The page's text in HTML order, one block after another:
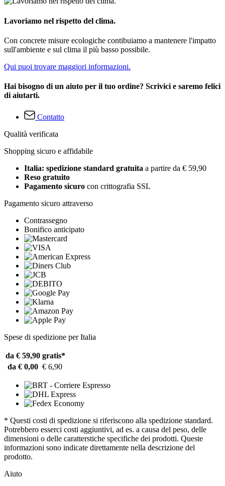
Lavoriamo nel rispetto del clima.
Con concrete misure ecologiche contibuiamo a mantenere l'impatto
sull'ambiente e sul clima il più basso possibile.
Qui puoi trovare maggiori informazioni.
Hai bisogno di un aiuto per il tuo ordine? Scrivici e saremo felici
di aiutarti.
Contatto
Qualità verificata
Shopping sicuro e affidabile
Italia: spedizione standard gratuita a partire da € 59,90
Reso gratuito
Pagamento sicuro con crittografia SSL
Pagamento sicuro attraverso
Contrassegno
Bonifico anticipato
Spese di spedizione per Italia
da € 59,90 gratis*
da € 0,00 € 6,90
* Questi costi di spedizione si riferiscono alla spedizione standard.
Potrebbero esserci costi aggiuntivi, ad es. a causa del peso, delle
dimensioni o delle caratterstiche specifiche dei prodotti. Queste
informazioni sono indicate direttamente nella descrizione del
prodotto.
Aiuto